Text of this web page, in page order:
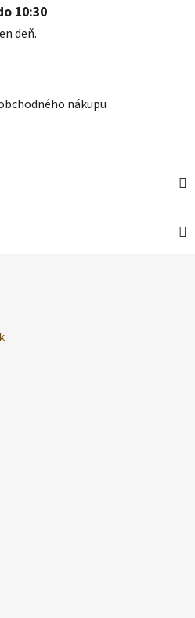
10:30
deň.
nákupu